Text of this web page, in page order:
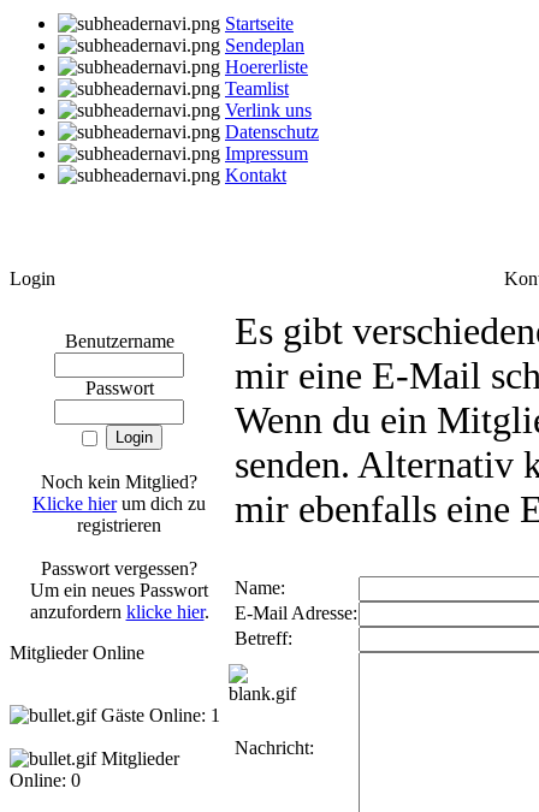
Startseite
Sendeplan
Hoererliste
Teamlist
Verlink uns
Datenschutz
Impressum
Kontakt
Login
Benutzername
Passwort
Noch kein Mitglied?
Klicke hierum dich zu
registrieren
Passwort vergessen?
Um ein neues Passwort
anzufordern klicke hier.
Mitglieder Online
Gäste Online: 1
Mitglieder
Online: 0
Es gibt
mir eine E-Mail
Wenn du ein
senden. Alternativ
mir ebenfalls eine
Name:
E-Mail Adresse:
Betreff:
Nachricht: